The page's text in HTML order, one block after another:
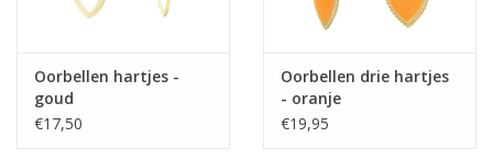
Oorbellen hartjes -
goud
€17,50
Oorbellen drie hartjes
- oranje
€19,95